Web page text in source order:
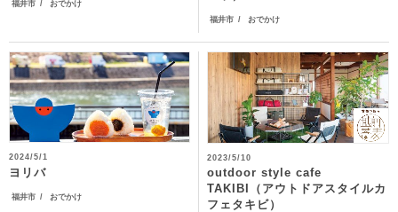
福井市 おでかけ
福井市 おでかけ
2024/5/1
ヨリバ
福井市 おでかけ
2023/5/10
outdoor style cafe
TAKIBI（アウトドアスタイルカ
フェタキビ）